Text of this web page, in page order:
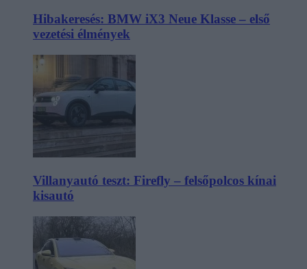
Hibakeresés: BMW iX3 Neue Klasse – első
vezetési élmények
Villanyautó teszt: Firefly – felsőpolcos kínai
kisautó